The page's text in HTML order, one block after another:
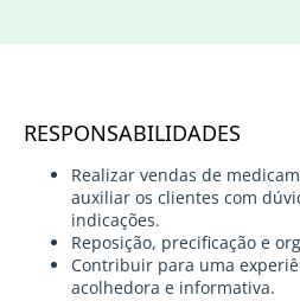
RESPONSABILIDADES
Realizar vendas de
auxiliar os clientes com
indicações.
Reposição, precificação e
Contribuir para uma
acolhedora e informativa.